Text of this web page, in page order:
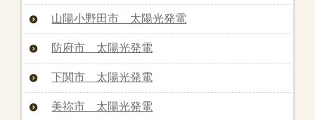
山陽小野田市 太陽光発電
防府市 太陽光発電
下関市 太陽光発電
美祢市 太陽光発電